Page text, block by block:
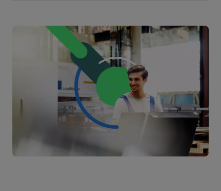
συντήρησης, όπως είναι ο καθαρισμός και η διαχείριση των
διαδικασιών συντήρησης.